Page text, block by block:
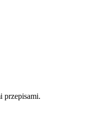
przepisami.